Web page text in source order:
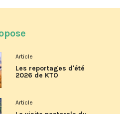
Article
Les reportages d'été
2026 de KTO
Article